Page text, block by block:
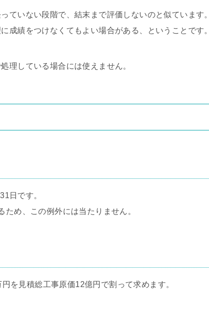
ていない段階で、結末まで評価しないのと似ています。
成績をつけなくてもよい場合がある、ということです。
理している場合には使えません。
日です。
め、この例外には当たりません。
を見積総工事原価12億円で割って求めます。